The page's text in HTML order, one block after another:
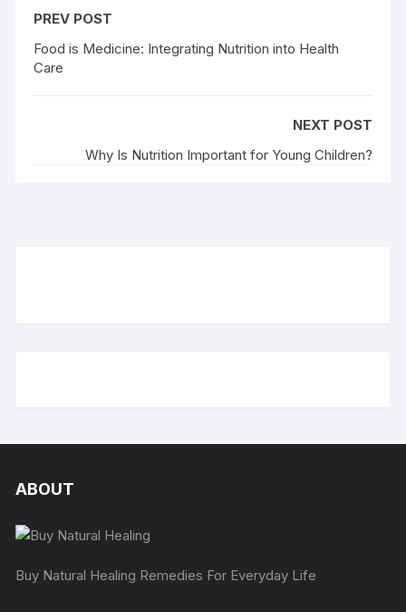
PREV POST
Food is Medicine: Integrating Nutrition into Health
Care
NEXT POST
Why Is Nutrition Important for Young Children?
ABOUT
Buy Natural Healing Remedies For Everyday Life